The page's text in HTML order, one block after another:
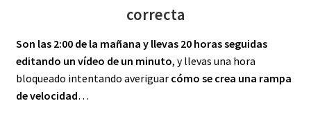
correcta
Son las 2:00 de la mañana y llevas 20 horas seguidas
editando un vídeo de un minuto, y llevas una hora
bloqueado intentando averiguar cómo se crea una rampa
de velocidad…